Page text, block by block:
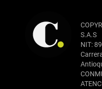
S.A.S
NIT: